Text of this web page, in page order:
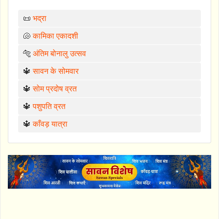
📜 भद्रा
🐚कामिका एकादशी
🐅 अंतिम बोनालु उत्सव
🔱सावन के सोमवार
🔱सोम प्रदोष व्रत
🔱पशुपति व्रत
🔱काँवड़ यात्रा